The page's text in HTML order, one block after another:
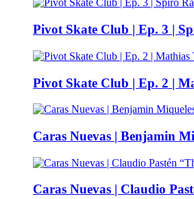
Pivot Skate Club | Ep. 3 |
Pivot Skate Club | Ep. 2 |
Caras Nuevas | Benjamin
Caras Nuevas | Claudio